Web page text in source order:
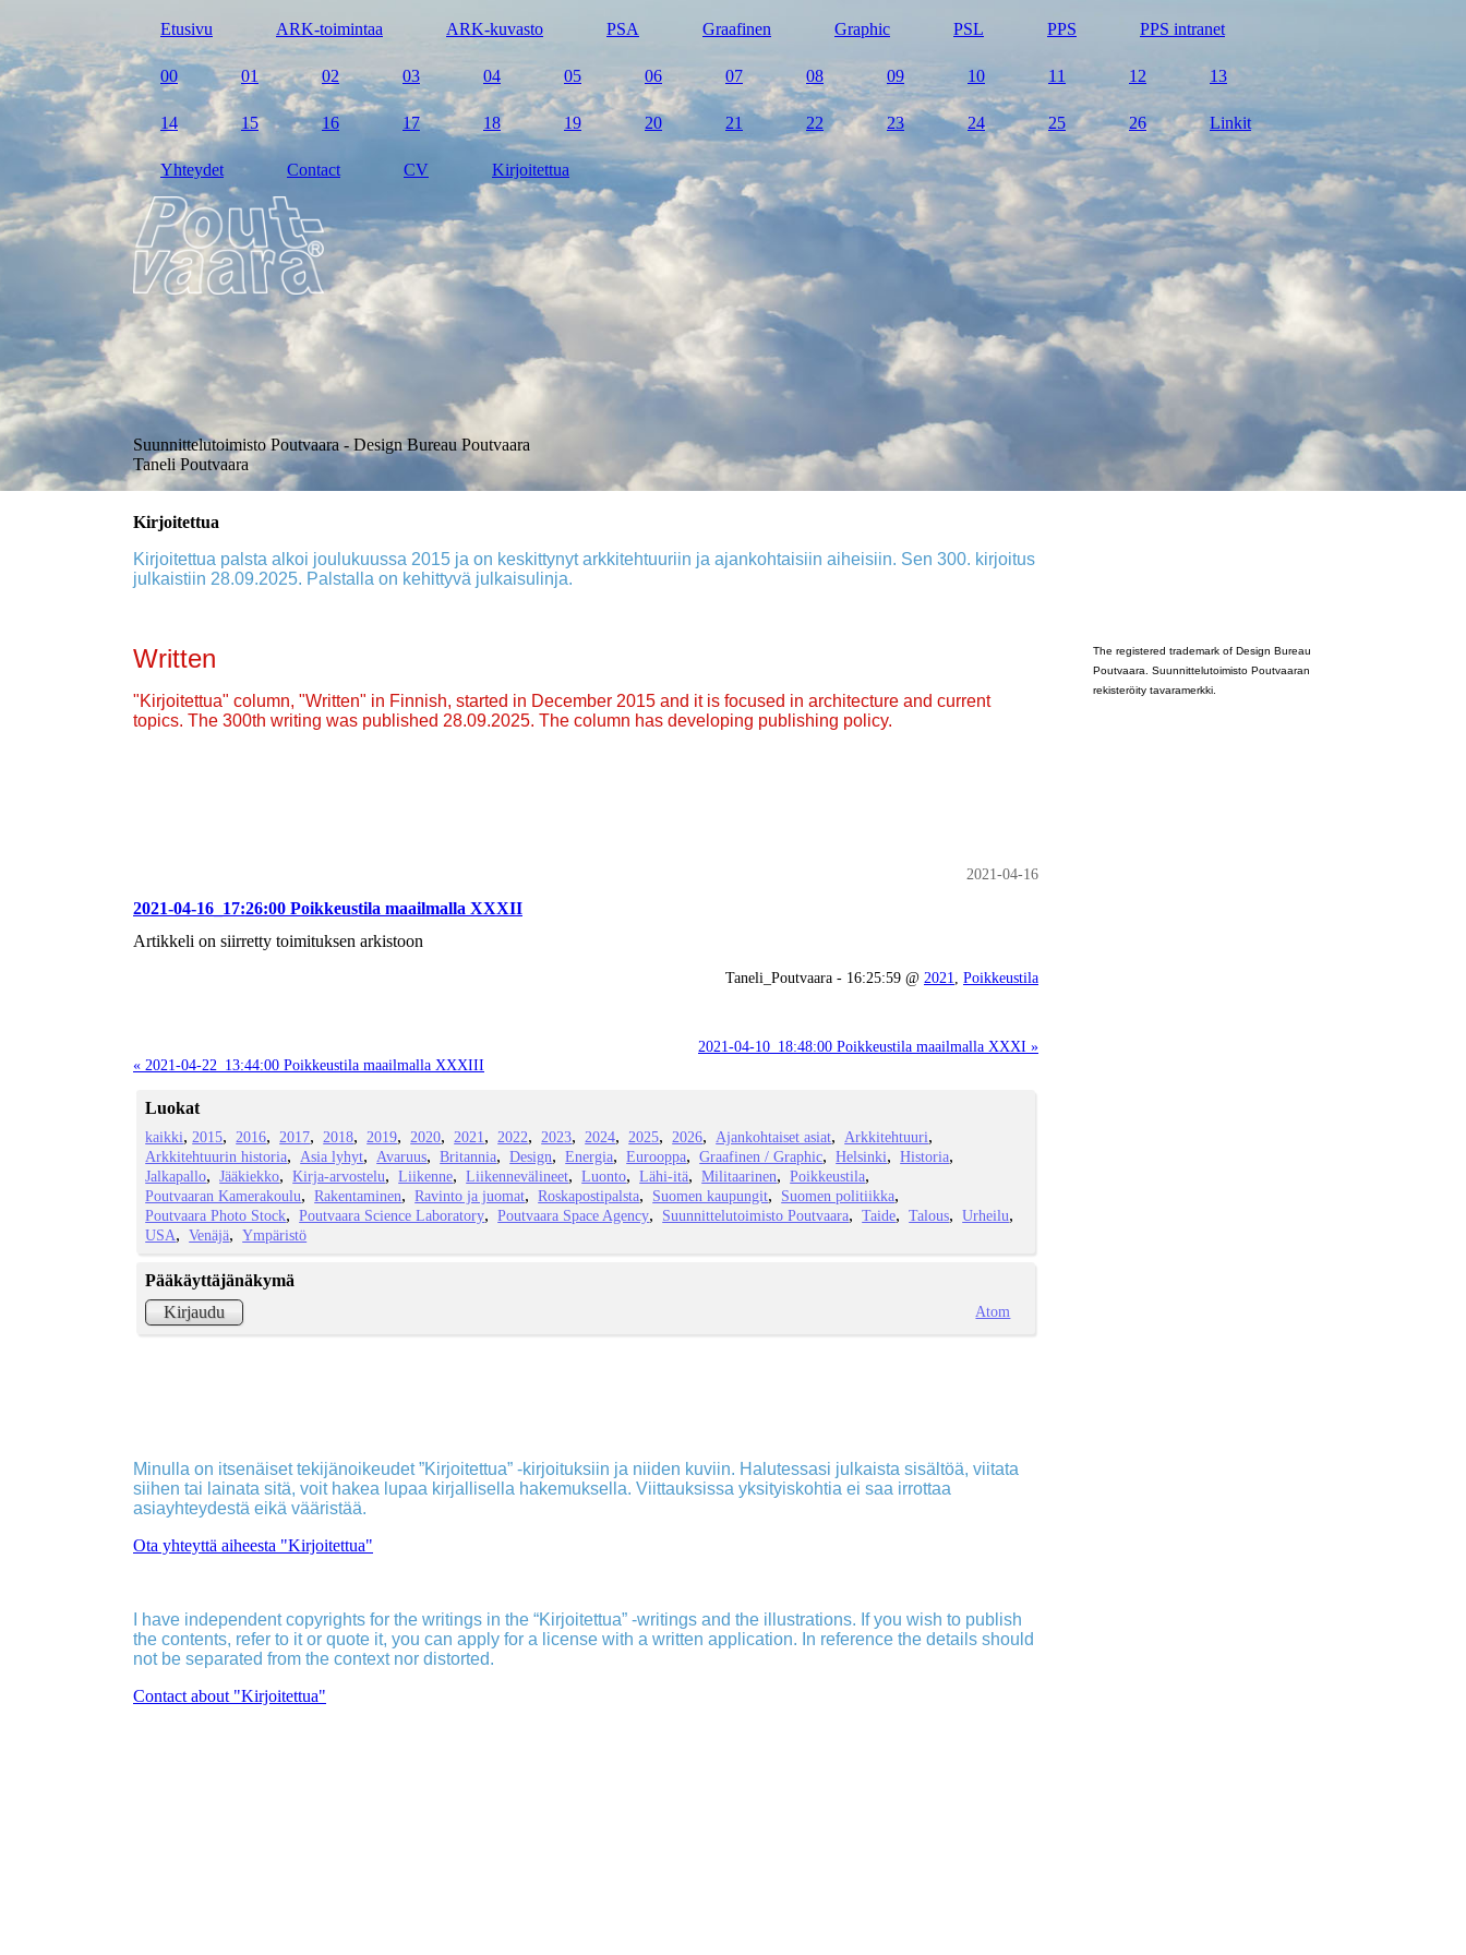
Etusivu ARK-toimintaa ARK-kuvasto PSA Graafinen Graphic PSL PPS PPS intranet
00 01 02 03 04 05 06 07 08 09 10 11 12 13
14 15 16 17 18 19 20 21 22 23 24 25 26 Linkit
Yhteydet Contact CV Kirjoitettua
Suunnittelutoimisto Poutvaara - Design Bureau Poutvaara
Taneli Poutvaara
Kirjoitettua
Kirjoitettua palsta alkoi joulukuussa 2015 ja on keskittynyt arkkitehtuuriin ja ajankohtaisiin aiheisiin. Sen 300. kirjoitus
julkaistiin 28.09.2025. Palstalla on kehittyvä julkaisulinja.
Written
"Kirjoitettua" column, "Written" in Finnish, started in December 2015 and it is focused in architecture and current
topics. The 300th writing was published 28.09.2025. The column has developing publishing policy.
2021-04-16
2021-04-16_17:26:00 Poikkeustila maailmalla XXXII
Artikkeli on siirretty toimituksen arkistoon
Taneli_Poutvaara - 16:25:59 @ 2021 Poikkeustila
2021-04-10_18:48:00 Poikkeustila maailmalla XXXI »
« 2021-04-22_13:44:00 Poikkeustila maailmalla XXXIII
Luokat
kaikki 2015 2016 2017 2018 2019 2020 2021 2022 2023 2024 2025 2026 Ajankohtaiset asiat
Arkkitehtuuri
Arkkitehtuurin historia
Asia lyhyt Avaruus Britannia Design Energia Eurooppa Graafinen / Graphic Helsinki
Historia
Jalkapallo
Jääkiekko Kirja-arvostelu Liikenne Liikennevälineet Luonto Lähi-itä Militaarinen
Poikkeustila
Poutvaaran Kamerakoulu
Rakentaminen Ravinto ja juomat Roskapostipalsta Suomen kaupungit
Suomen politiikka
Poutvaara Photo Stock
Poutvaara Science Laboratory Poutvaara Space Agency Suunnittelutoimisto Poutvaara Taide Talous
Urheilu
USA
Venäjä Ympäristö
Pääkäyttäjänäkymä
Kirjaudu
Atom
Minulla on itsenäiset tekijänoikeudet ”Kirjoitettua” -kirjoituksiin ja niiden kuviin. Halutessasi julkaista sisältöä, viitata
siihen tai lainata sitä, voit hakea lupaa kirjallisella hakemuksella. Viittauksissa yksityiskohtia ei saa irrottaa
asiayhteydestä eikä vääristää.
Ota yhteyttä aiheesta "Kirjoitettua"
I have independent copyrights for the writings in the “Kirjoitettua” -writings and the illustrations. If you wish to publish
the contents, refer to it or quote it, you can apply for a license with a written application. In reference the details should
not be separated from the context nor distorted.
Contact about "Kirjoitettua"
The registered trademark of Design Bureau
Poutvaara. Suunnittelutoimisto Poutvaaran
rekisteröity tavaramerkki.